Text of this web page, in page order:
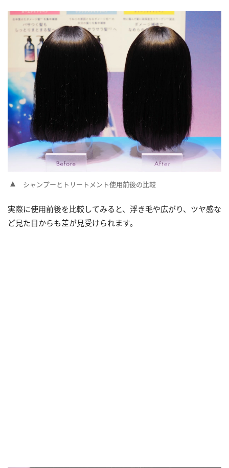
シャンプーとトリートメント使用前後の比較
実際に使用前後を比較してみると、浮き毛や広がり、ツヤ感な
ど見た目からも差が見受けられます。